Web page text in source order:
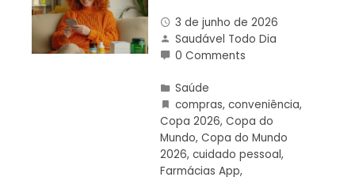
3 de junho de 2026
Saudável Todo Dia
0 Comments
Saúde
compras, conveniência,
Copa 2026, Copa do
Mundo, Copa do Mundo
2026, cuidado pessoal,
Farmácias App,